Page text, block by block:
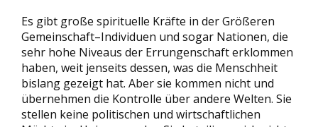
Es gibt große spirituelle Kräfte in der Größeren
Gemeinschaft–Individuen und sogar Nationen, die
sehr hohe Niveaus der Errungenschaft erklommen
haben, weit jenseits dessen, was die Menschheit
bislang gezeigt hat. Aber sie kommen nicht und
übernehmen die Kontrolle über andere Welten. Sie
stellen keine politischen und wirtschaftlichen